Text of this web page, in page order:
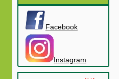
Facebook
Instagram